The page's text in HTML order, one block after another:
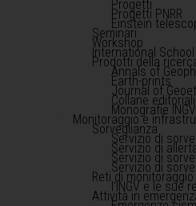
Progetti
Progetti PNRR
Einstein
Seminari
Workshop
International
Prodotti della
Annals of
Earth-prints
Journal of
Collane editoriali
Monografie INGV
Monitoraggio e
Sorveglianza
Servizio di
Servizio di
Servizio di
Servizio di
Reti di monitoraggio
l'INGV e le sue
Attività in